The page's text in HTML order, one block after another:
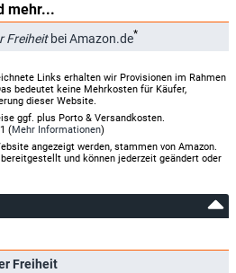
mehr...
Freiheitbei Amazon.de*
Links erhalten wir Provisionen im Rahmen
bedeutet keine Mehrkosten für Käufer,
dieser Website.
ggf. plus Porto & Versandkosten.
(Mehr Informationen)
angezeigt werden, stammen von Amazon.
und können jederzeit geändert oder
Freiheit